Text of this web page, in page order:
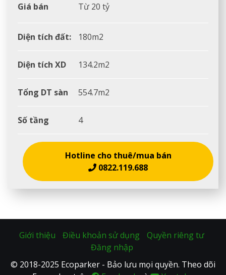
Giá bán Từ 20 tỷ
Diện tích đất: 180m2
Diện tích XD 134.2m2
Tổng DT sàn 554.7m2
Số tầng 4
Hotline cho thuê/mua bán
0822.119.688
Giới thiệu Điều khoản sử dụng
Quyền riêng tư
Đăng nhập
© 2018-2025 Ecoparker - Bảo lưu mọi quyền. Theo dõi